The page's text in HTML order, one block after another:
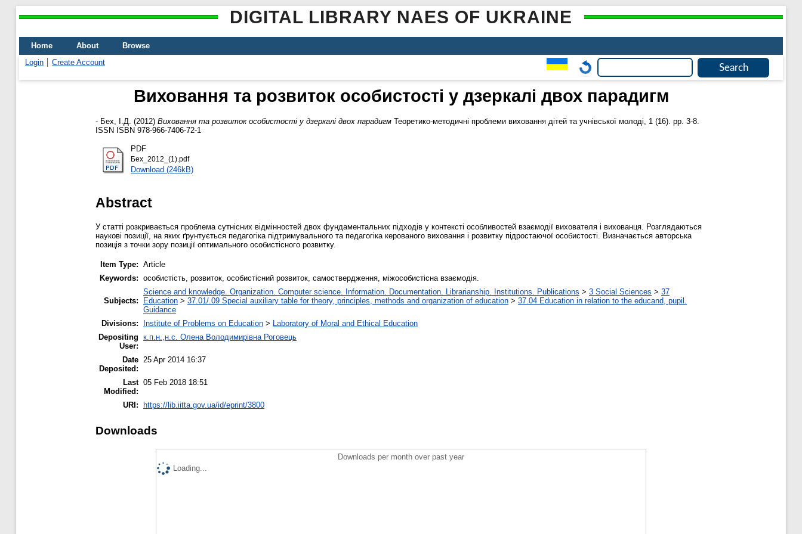
DIGITAL LIBRARY NAES OF UKRAINE
Home About
Browse
Login
Create Account
Виховання та розвиток особистості у дзеркалі двох парадигм
- Бех, І.Д. (2012) Виховання та розвиток особистості у дзеркалі двох парадигм Теоретико-методичні проблеми виховання дітей та учнівської молоді, 1 (16). pp. 3-8.
ISSN ISBN 978-966-7406-72-1
PDF
Бех_2012_(1).pdf
Download (246kB)
Abstract
У статті розкривається проблема сутнісних відмінностей двох фундаментальних підходів у контексті особливостей взаємодії вихователя і вихованця. Розглядаються
наукові позиції, на яких ґрунтується педагогіка підтримувального та педагогіка керованого виховання і розвитку підростаючої особистості. Визначається авторська
позиція з точки зору позиції оптимального особистісного розвитку.
Item Type: Article
Keywords: особистість, розвиток, особистісний розвиток, самоствердження, міжособистісна взаємодія.
Subjects:
Science and knowledge. Organization. Computer science. Information. Documentation. Librarianship. Institutions. Publications > 3 Social Sciences > 37
Education > 37.01/.09 Special auxiliary table for theory, principles, methods and organization of education > 37.04 Education in relation to the educand, pupil.
Guidance
Divisions:
Institute of Problems on Education > Laboratory of Moral and Ethical Education
Depositing
User:
к.п.н.,н.с. Олена Володимирівна Роговець
Date
Deposited:
25 Apr 2014 16:37
Last
Modified:
05 Feb 2018 18:51
URI: https://lib.iitta.gov.ua/id/eprint/3800
Downloads
Downloads per month over past year
Loading...